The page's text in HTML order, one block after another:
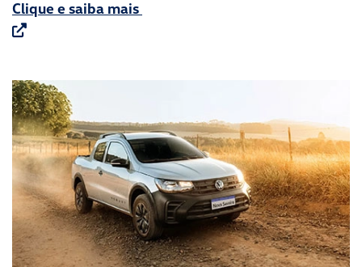
Vendas corporativas
Descubra nosso canal exclusivo de vendas corporativas.
Disponibilizamos condições especiais de aquisição e
benefícios diferenciados para públicos e segmentos
específicos, com propostas personalizadas para atender às
necessidades da sua empresa.